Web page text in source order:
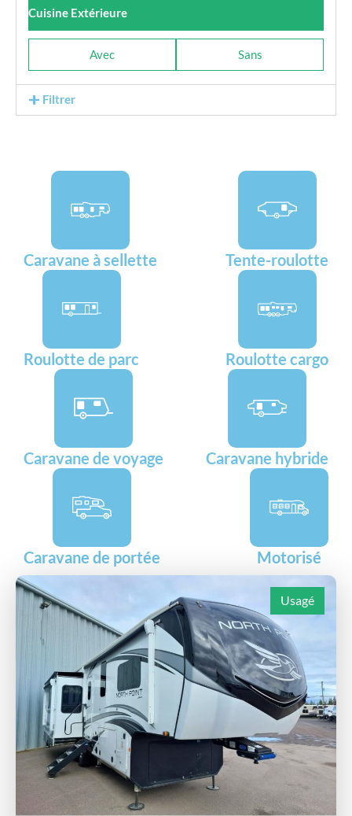
Cuisine Extérieure
Avec Sans
Filtrer
Caravane à sellette Tente-roulotte
Roulotte de parc Roulotte cargo
Caravane de voyage Caravane hybride
Caravane de portée Motorisé
Usagé